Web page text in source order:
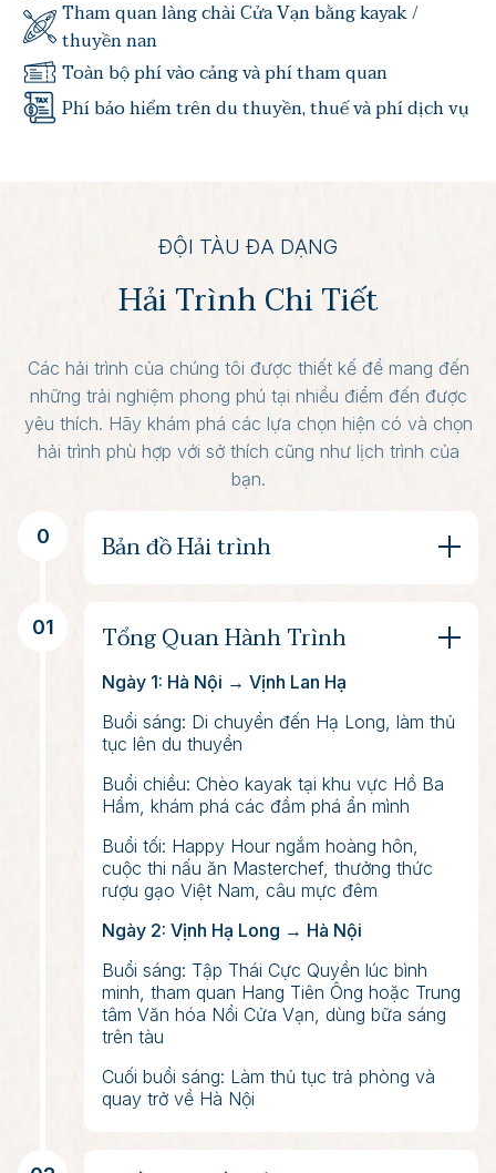
Tham quan làng chài Cửa Vạn bằng kayak /
thuyền nan
Toàn bộ phí vào cảng và phí tham quan
Phí bảo hiểm trên du thuyền, thuế và phí dịch vụ
ĐỘI TÀU ĐA DẠNG
Hải Trình Chi Tiết
Các hải trình của chúng tôi được thiết kế để mang đến
những trải nghiệm phong phú tại nhiều điểm đến được
yêu thích. Hãy khám phá các lựa chọn hiện có và chọn
hải trình phù hợp với sở thích cũng như lịch trình của
bạn.
0 Bản đồ Hải trình
01 Tổng Quan Hành Trình
Ngày 1: Hà Nội → Vịnh Lan Hạ
Buổi sáng: Di chuyển đến Hạ Long, làm thủ
tục lên du thuyền
Buổi chiều: Chèo kayak tại khu vực Hồ Ba
Hầm, khám phá các đầm phá ẩn mình
Buổi tối: Happy Hour ngắm hoàng hôn,
cuộc thi nấu ăn Masterchef, thưởng thức
rượu gạo Việt Nam, câu mực đêm
Ngày 2: Vịnh Hạ Long → Hà Nội
Buổi sáng: Tập Thái Cực Quyền lúc bình
minh, tham quan Hang Tiên Ông hoặc Trung
tâm Văn hóa Nổi Cửa Vạn, dùng bữa sáng
trên tàu
Cuối buổi sáng: Làm thủ tục trả phòng và
quay trở về Hà Nội